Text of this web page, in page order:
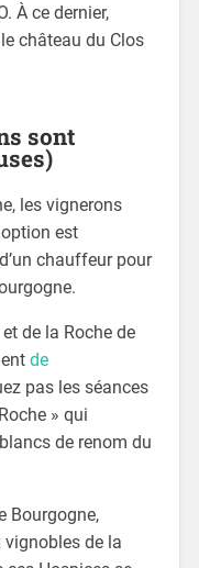
À ce dernier,
château du Clos
sont
les vignerons
est
chauffeur pour
de la Roche de
de
pas les séances
» qui
de renom du
Bourgogne,
de la